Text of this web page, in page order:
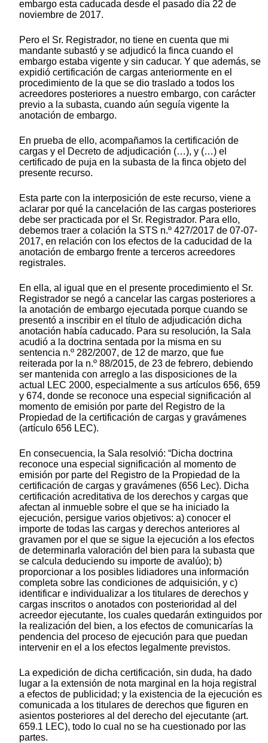
embargo esta caducada desde el pasado día 22 de
noviembre de 2017.
Pero el Sr. Registrador, no tiene en cuenta que mi
mandante subastó y se adjudicó la finca cuando el
embargo estaba vigente y sin caducar. Y que además, se
expidió certificación de cargas anteriormente en el
procedimiento de la que se dio traslado a todos los
acreedores posteriores a nuestro embargo, con carácter
previo a la subasta, cuando aún seguía vigente la
anotación de embargo.
En prueba de ello, acompañamos la certificación de
cargas y el Decreto de adjudicación (…), y (…) el
certificado de puja en la subasta de la finca objeto del
presente recurso.
Esta parte con la interposición de este recurso, viene a
aclarar por qué la cancelación de las cargas posteriores
debe ser practicada por el Sr. Registrador. Para ello,
debemos traer a colación la STS n.º 427/2017 de 07-07-
2017, en relación con los efectos de la caducidad de la
anotación de embargo frente a terceros acreedores
registrales.
En ella, al igual que en el presente procedimiento el Sr.
Registrador se negó a cancelar las cargas posteriores a
la anotación de embargo ejecutada porque cuando se
presentó a inscribir en el título de adjudicación dicha
anotación había caducado. Para su resolución, la Sala
acudió a la doctrina sentada por la misma en su
sentencia n.º 282/2007, de 12 de marzo, que fue
reiterada por la n.º 88/2015, de 23 de febrero, debiendo
ser mantenida con arreglo a las disposiciones de la
actual LEC 2000, especialmente a sus artículos 656, 659
y 674, donde se reconoce una especial significación al
momento de emisión por parte del Registro de la
Propiedad de la certificación de cargas y gravámenes
(artículo 656 LEC).
En consecuencia, la Sala resolvió: “Dicha doctrina
reconoce una especial significación al momento de
emisión por parte del Registro de la Propiedad de la
certificación de cargas y gravámenes (656 Lec). Dicha
certificación acreditativa de los derechos y cargas que
afectan al inmueble sobre el que se ha iniciado la
ejecución, persigue varios objetivos: a) conocer el
importe de todas las cargas y derechos anteriores al
gravamen por el que se sigue la ejecución a los efectos
de determinarla valoración del bien para la subasta que
se calcula deduciendo su importe de avalúo); b)
proporcionar a los posibles lidiadores una información
completa sobre las condiciones de adquisición, y c)
identificar e individualizar a los titulares de derechos y
cargas inscritos o anotados con posterioridad al del
acreedor ejecutante, los cuales quedarán extinguidos por
la realización del bien, a los efectos de comunicarías la
pendencia del proceso de ejecución para que puedan
intervenir en el a los efectos legalmente previstos.
La expedición de dicha certificación, sin duda, ha dado
lugar a la extensión de nota marginal en la hoja registral
a efectos de publicidad; y la existencia de la ejecución es
comunicada a los titulares de derechos que figuren en
asientos posteriores al del derecho del ejecutante (art.
659.1 LEC), todo lo cual no se ha cuestionado por las
partes.